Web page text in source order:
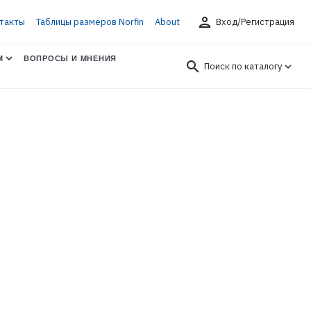
Таблицы размеров Norfin About person Вход/Регистрация
ВОПРОСЫ И МНЕНИЯ search Поиск по каталогу